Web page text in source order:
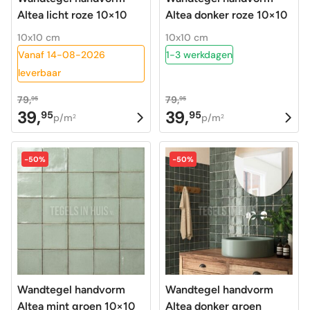
Altea licht roze 10×10
10x10 cm
Vanaf 14-08-2026
leverbaar
79,95
Oorspronkelijke
prijs
was:
79,95.
39,95
Huidige
prijs
is:
39,95.
p/m2
Altea donker roze 10×10
10x10 cm
1-3 werkdagen
79,95
Oorspronkelijke
prijs
was:
79,95.
39,95
Huidige
prijs
is:
39,95.
p/m2
-50%
Wandtegel handvorm
Altea mint groen 10×10
-50%
Wandtegel handvorm
Altea donker groen